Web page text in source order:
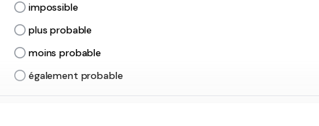
impossible
plus probable
moins probable
également probable